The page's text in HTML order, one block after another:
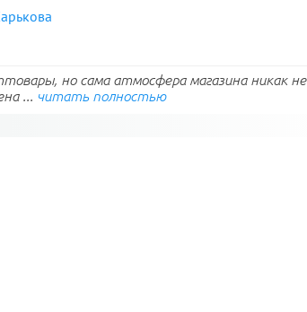
но сама атмосфера магазина никак не
... читать полностью